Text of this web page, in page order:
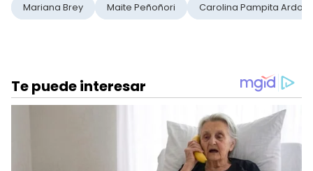
Mariana Brey Maite Peñoñori Carolina Pampita